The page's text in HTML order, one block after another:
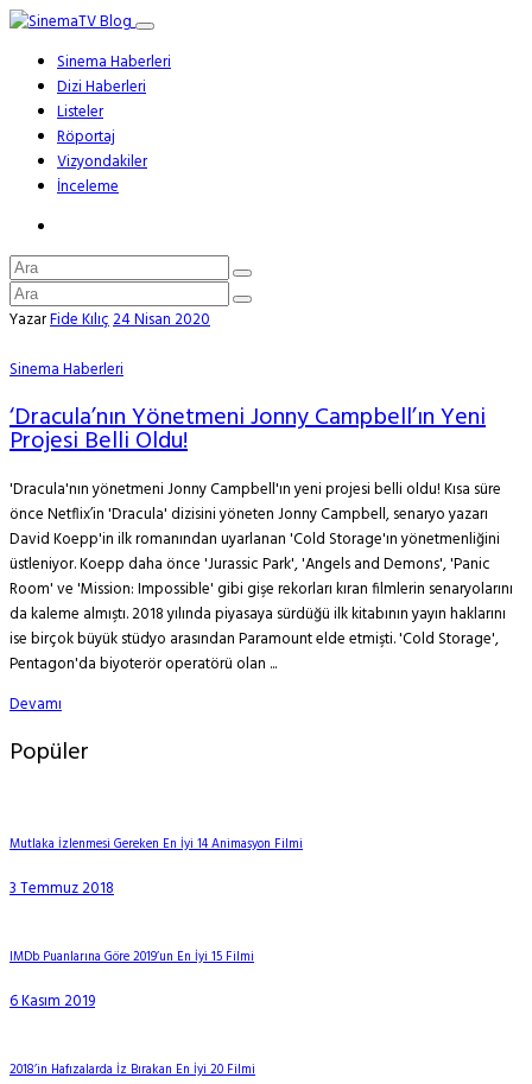
Sinema Haberleri
Dizi Haberleri
Listeler
Röportaj
Vizyondakiler
İnceleme
YazarFide Kılıç24 Nisan 2020
Sinema Haberleri
‘Dracula’nın Yönetmeni Jonny Campbell’ın Yeni
Projesi Belli Oldu!
'Dracula'nın yönetmeni Jonny Campbell'ın yeni projesi belli oldu! Kısa süre
önce Netflix’in 'Dracula' dizisini yöneten Jonny Campbell, senaryo yazarı
David Koepp'in ilk romanından uyarlanan 'Cold Storage'ın yönetmenliğini
üstleniyor. Koepp daha önce 'Jurassic Park', 'Angels and Demons', 'Panic
Room' ve 'Mission: Impossible' gibi gişe rekorları kıran filmlerin senaryolarını
da kaleme almıştı. 2018 yılında piyasaya sürdüğü ilk kitabının yayın haklarını
ise birçok büyük stüdyo arasından Paramount elde etmişti. 'Cold Storage',
Pentagon'da biyoterör operatörü olan ...
Devamı
Popüler
Mutlaka İzlenmesi Gereken En İyi 14 Animasyon Filmi
3 Temmuz 2018
IMDb Puanlarına Göre 2019’un En İyi 15 Filmi
6 Kasım 2019
2018’in Hafızalarda İz Bırakan En İyi 20 Filmi